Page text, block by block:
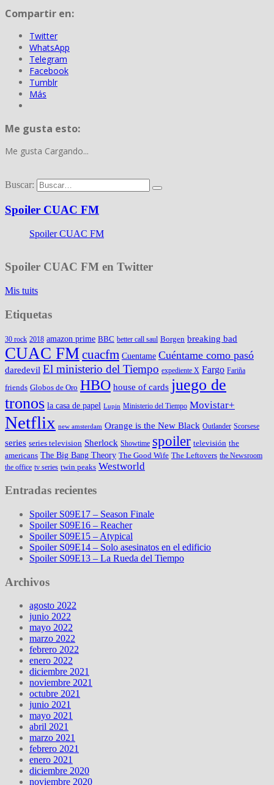
Compartir en:
Twitter
WhatsApp
Telegram
Facebook
Tumblr
Más
Me gusta esto:
Me gusta Cargando...
Buscar:
Spoiler CUAC FM
Spoiler CUAC FM
Spoiler CUAC FM en Twitter
Mis tuits
Etiquetas
30 rock 2018 amazon prime BBC better call saul Borgen breaking bad
CUAC FMcuacfm Cuentame Cuéntame como pasó
daredevil El ministerio del Tiempo expediente X Fargo Fariña
friends Globos de Oro HBO house of cards juego de
tronos la casa de papel Lupin Ministerio del Tiempo Movistar+
Netflix new amsterdam Orange is the New Black Outlander Scorsese
series series television Sherlock Showtime spoiler televisión the
americans The Big Bang Theory The Good Wife The Leftovers the Newsroom
the office tv series twin peaks Westworld
Entradas recientes
Spoiler S09E17 – Season Finale
Spoiler S09E16 – Reacher
Spoiler S09E15 – Atypical
Spoiler S09E14 – Solo asesinatos en el edificio
Spoiler S09E13 – La Rueda del Tiempo
Archivos
agosto 2022
junio 2022
mayo 2022
marzo 2022
febrero 2022
enero 2022
diciembre 2021
noviembre 2021
octubre 2021
junio 2021
mayo 2021
abril 2021
marzo 2021
febrero 2021
enero 2021
diciembre 2020
noviembre 2020